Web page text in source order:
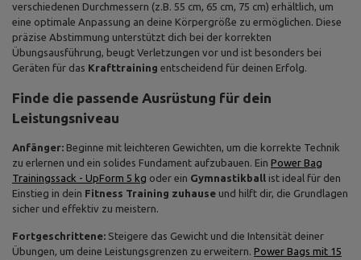
verschiedenen Durchmessern (z.B. 55 cm, 65 cm, 75 cm) erhältlich, um
eine optimale Anpassung an deine Körpergröße zu ermöglichen. Diese
präzise Abstimmung unterstützt dich bei der korrekten
Übungsausführung, beugt Verletzungen vor und ist besonders bei
Geräten für das Krafttraining entscheidend für deinen Erfolg.
Finde die passende Ausrüstung für dein
Leistungsniveau
Anfänger: Beginne mit leichteren Gewichten, um die korrekte Technik
zu erlernen und ein solides Fundament aufzubauen. Ein Power Bag
Trainingssack - UpForm 5 kg oder ein Gymnastikball ist ideal für den
Einstieg in dein Fitness Training zuhause und hilft dir, die Grundlagen
sicher und effektiv zu meistern.
Fortgeschrittene: Steigere das Gewicht und die Intensität deiner
Übungen, um deine Leistungsgrenzen zu erweitern. Power Bags mit 15